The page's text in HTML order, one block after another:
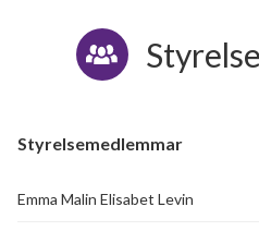
Styrelsemedlemmar
Emma Malin Elisabet Levin